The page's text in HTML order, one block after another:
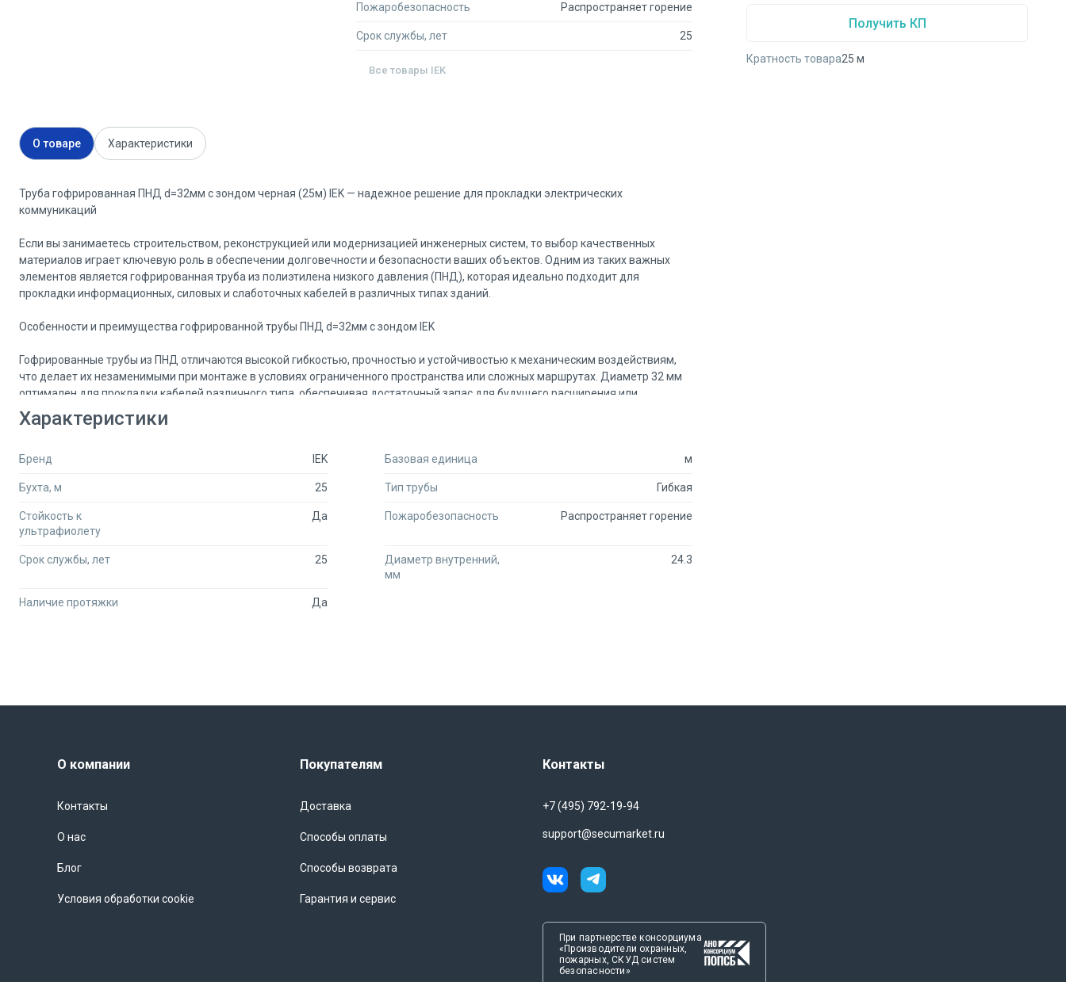
Пожаробезопасность Распространяет горение
Срок службы, лет 25
Все товары IEK
О товаре Характеристики
Труба гофрированная ПНД d=32мм с зондом черная (25м) IEK — надежное решение для прокладки электрических
коммуникаций
Если вы занимаетесь строительством, реконструкцией или модернизацией инженерных систем, то выбор качественных
материалов играет ключевую роль в обеспечении долговечности и безопасности ваших объектов. Одним из таких важных
элементов является гофрированная труба из полиэтилена низкого давления (ПНД), которая идеально подходит для
прокладки информационных, силовых и слаботочных кабелей в различных типах зданий.
Особенности и преимущества гофрированной трубы ПНД d=32мм с зондом IEK
Гофрированные трубы из ПНД отличаются высокой гибкостью, прочностью и устойчивостью к механическим воздействиям,
что делает их незаменимыми при монтаже в условиях ограниченного пространства или сложных маршрутах. Диаметр 32 мм
оптимален для прокладки кабелей различного типа, обеспечивая достаточный запас для будущего расширения или
модернизации системы.
монтажных бригад. Зонд позволяет легко протягивать кабели через трубу, значительно ускоряя процесс монтажа и снижая
излучения и внешних воздействий, что особенно важно при наружных работах или в условиях повышенной влажности.
Области применения
Гофрированные трубы из ПНД широко используются в различных сферах:
- Монтаж силовых линий в производственных и административных зданиях;
- Защита кабелей от внешних воздействий, включая ультрафиолет, влагу и химические вещества;
высокого качества, соответствующую современным стандартам безопасности и надежности. Гофрированные трубы IEK
отличаются долговечностью, стабильностью размеров и отличной защитой кабельных линий, что делает их оптимальным
выбором для профессиональных монтажных работ.
Для приобретения качественной гофрированной трубы из ПНД от IEK с длиной 25 метров и встроенным зондом
Характеристики
Бренд IEK Базовая единица м
Бухта, м 25 Тип трубы Гибкая
Стойкость к
ультрафиолету
Да Пожаробезопасность Распространяет горение
Срок службы, лет 25
Диаметр внутренний,
мм
24.3
Наличие протяжки Да
Получить КП
Кратность товара25 м
О компании
Контакты
О нас
Блог
Условия обработки cookie
Покупателям
Доставка
Способы оплаты
Способы возврата
Гарантия и сервис
Контакты
+7 (495) 792-19-94
support@secumarket.ru
При партнерстве консорциума
«Производители охранных,
пожарных, СКУД систем
безопасности»